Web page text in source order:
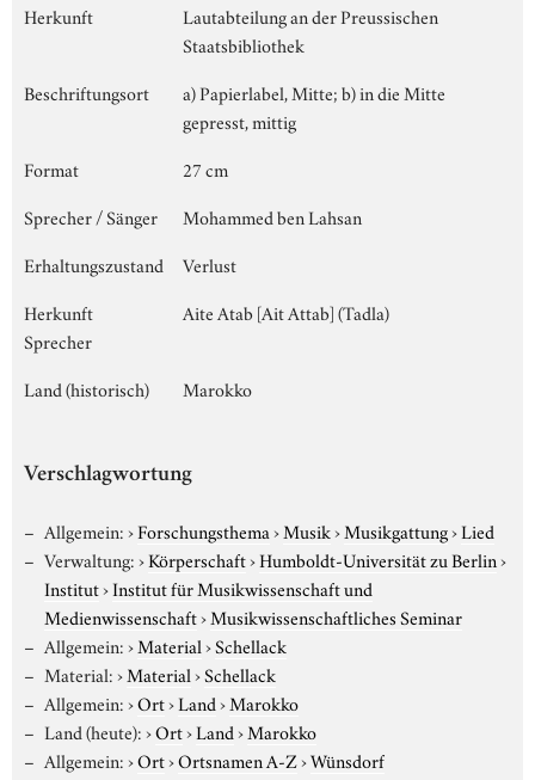
Herkunft
Lautabteilung an der Preussischen
Staatsbibliothek
Beschriftungsort
a) Papierlabel, Mitte; b) in die Mitte
gepresst, mittig
Format
27 cm
Sprecher / Sänger
Mohammed ben Lahsan
Erhaltungszustand
Verlust
Herkunft
Sprecher
Aite Atab [Ait Attab] (Tadla)
Land (historisch) Marokko
Verschlagwortung
Allgemein:›Forschungsthema›Musik›Musikgattung›Lied
Verwaltung:›Körperschaft›Humboldt-Universität zu Berlin›
Institut›Institut für Musikwissenschaft und
Medienwissenschaft›Musikwissenschaftliches Seminar
Allgemein:›Material›Schellack
Material:›Material›Schellack
Allgemein:›Ort›Land›Marokko
Land (heute):›Ort›Land›Marokko
Allgemein:›Ort›Ortsnamen A-Z›Wünsdorf